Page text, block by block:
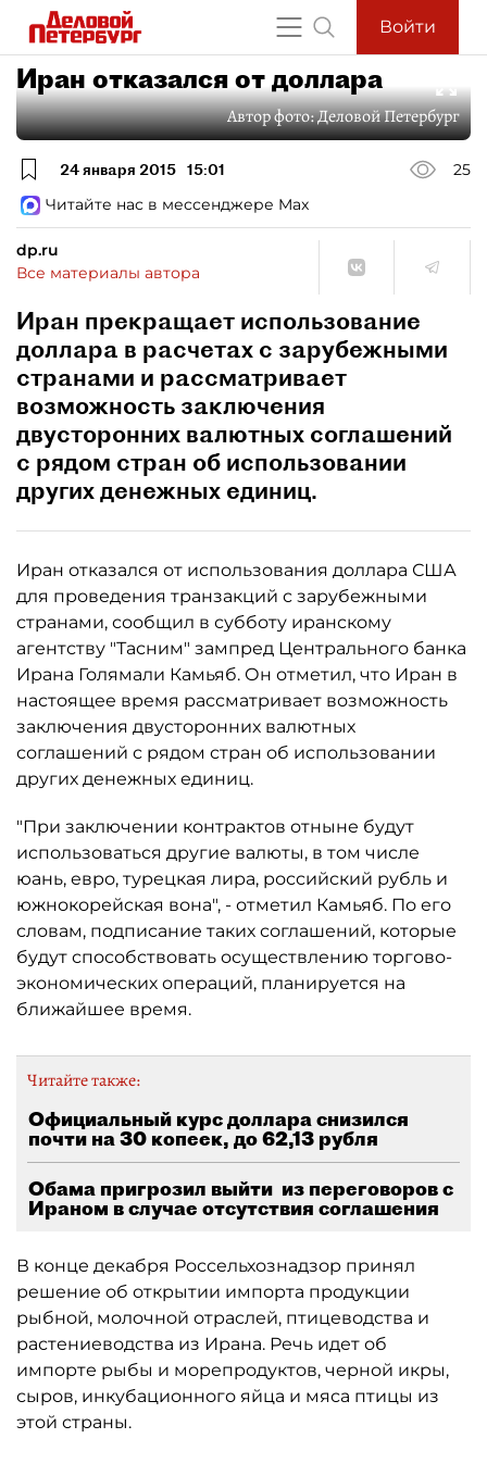
Войти
Иран отказался от доллара
Автор фото:Деловой Петербург
24 января 2015 15:01
25
Читайте нас в мессенджере Max
dp.ru
Все материалы автора
Иран прекращает использование
доллара в расчетах с зарубежными
странами и рассматривает
возможность заключения
двусторонних валютных соглашений
с рядом стран об использовании
других денежных единиц.
Иран отказался от использования доллара США
для проведения транзакций с зарубежными
странами, сообщил в субботу иранскому
агентству "Тасним" зампред Центрального банка
Ирана Голямали Камьяб. Он отметил, что Иран в
настоящее время рассматривает возможность
заключения двусторонних валютных
соглашений с рядом стран об использовании
других денежных единиц.
"При заключении контрактов отныне будут
использоваться другие валюты, в том числе
юань, евро, турецкая лира, российский рубль и
южнокорейская вона", - отметил Камьяб. По его
словам, подписание таких соглашений, которые
будут способствовать осуществлению торгово-
экономических операций, планируется на
ближайшее время.
Читайте также:
Официальный курс доллара снизился
почти на 30 копеек, до 62,13 рубля
Обама пригрозил выйти из переговоров с
Ираном в случае отсутствия соглашения
В конце декабря Россельхознадзор принял
решение об открытии импорта продукции
рыбной, молочной отраслей, птицеводства и
растениеводства из Ирана. Речь идет об
импорте рыбы и морепродуктов, черной икры,
сыров, инкубационного яйца и мяса птицы из
этой страны.